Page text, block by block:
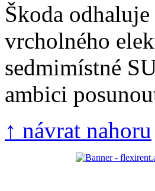
Škoda
vrcholného
sedmimístné
ambici
↑ návrat nahoru